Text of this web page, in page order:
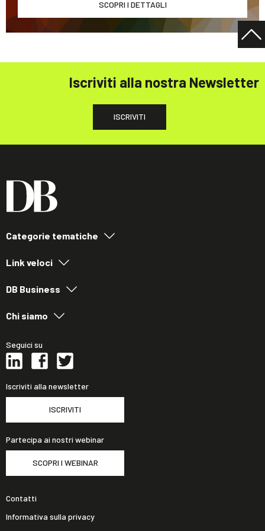
SCOPRI I DETTAGLI
Iscriviti alla nostra Newsletter
ISCRIVITI
Categorie tematiche
Link veloci
DB Business
Chi siamo
Seguici su
Iscriviti alla newsletter
ISCRIVITI
Partecipa ai nostri webinar
SCOPRI I WEBINAR
Contatti
Informativa sulla privacy